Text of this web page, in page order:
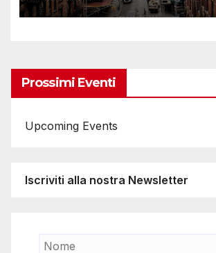
Prossimi Eventi
Upcoming Events
Iscriviti alla nostra Newsletter